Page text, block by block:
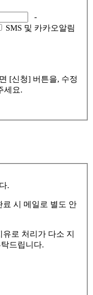
-
SMS 및 카카오알림
[신청] 버튼을, 수정
세요.
.
료 시 메일로 별도 안
로 처리가 다소 지
드립니다.